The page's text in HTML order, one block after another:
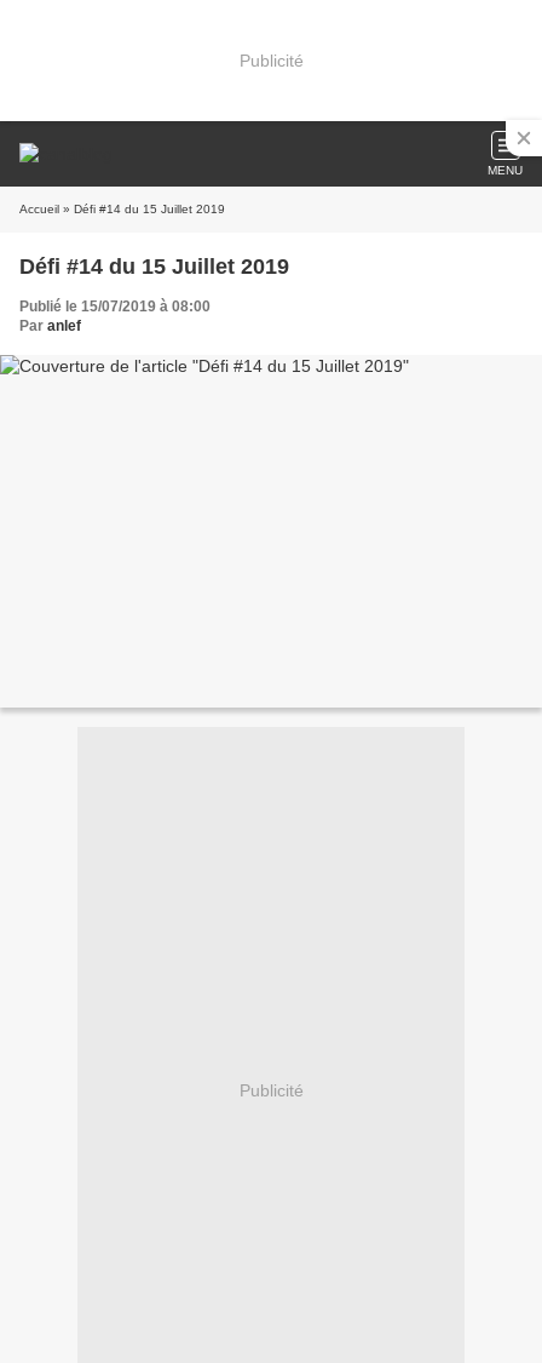
Publicité
MENU
Accueil » Défi #14 du 15 Juillet 2019
Défi #14 du 15 Juillet 2019
Publié le 15/07/2019 à 08:00
Par anlef
Publicité